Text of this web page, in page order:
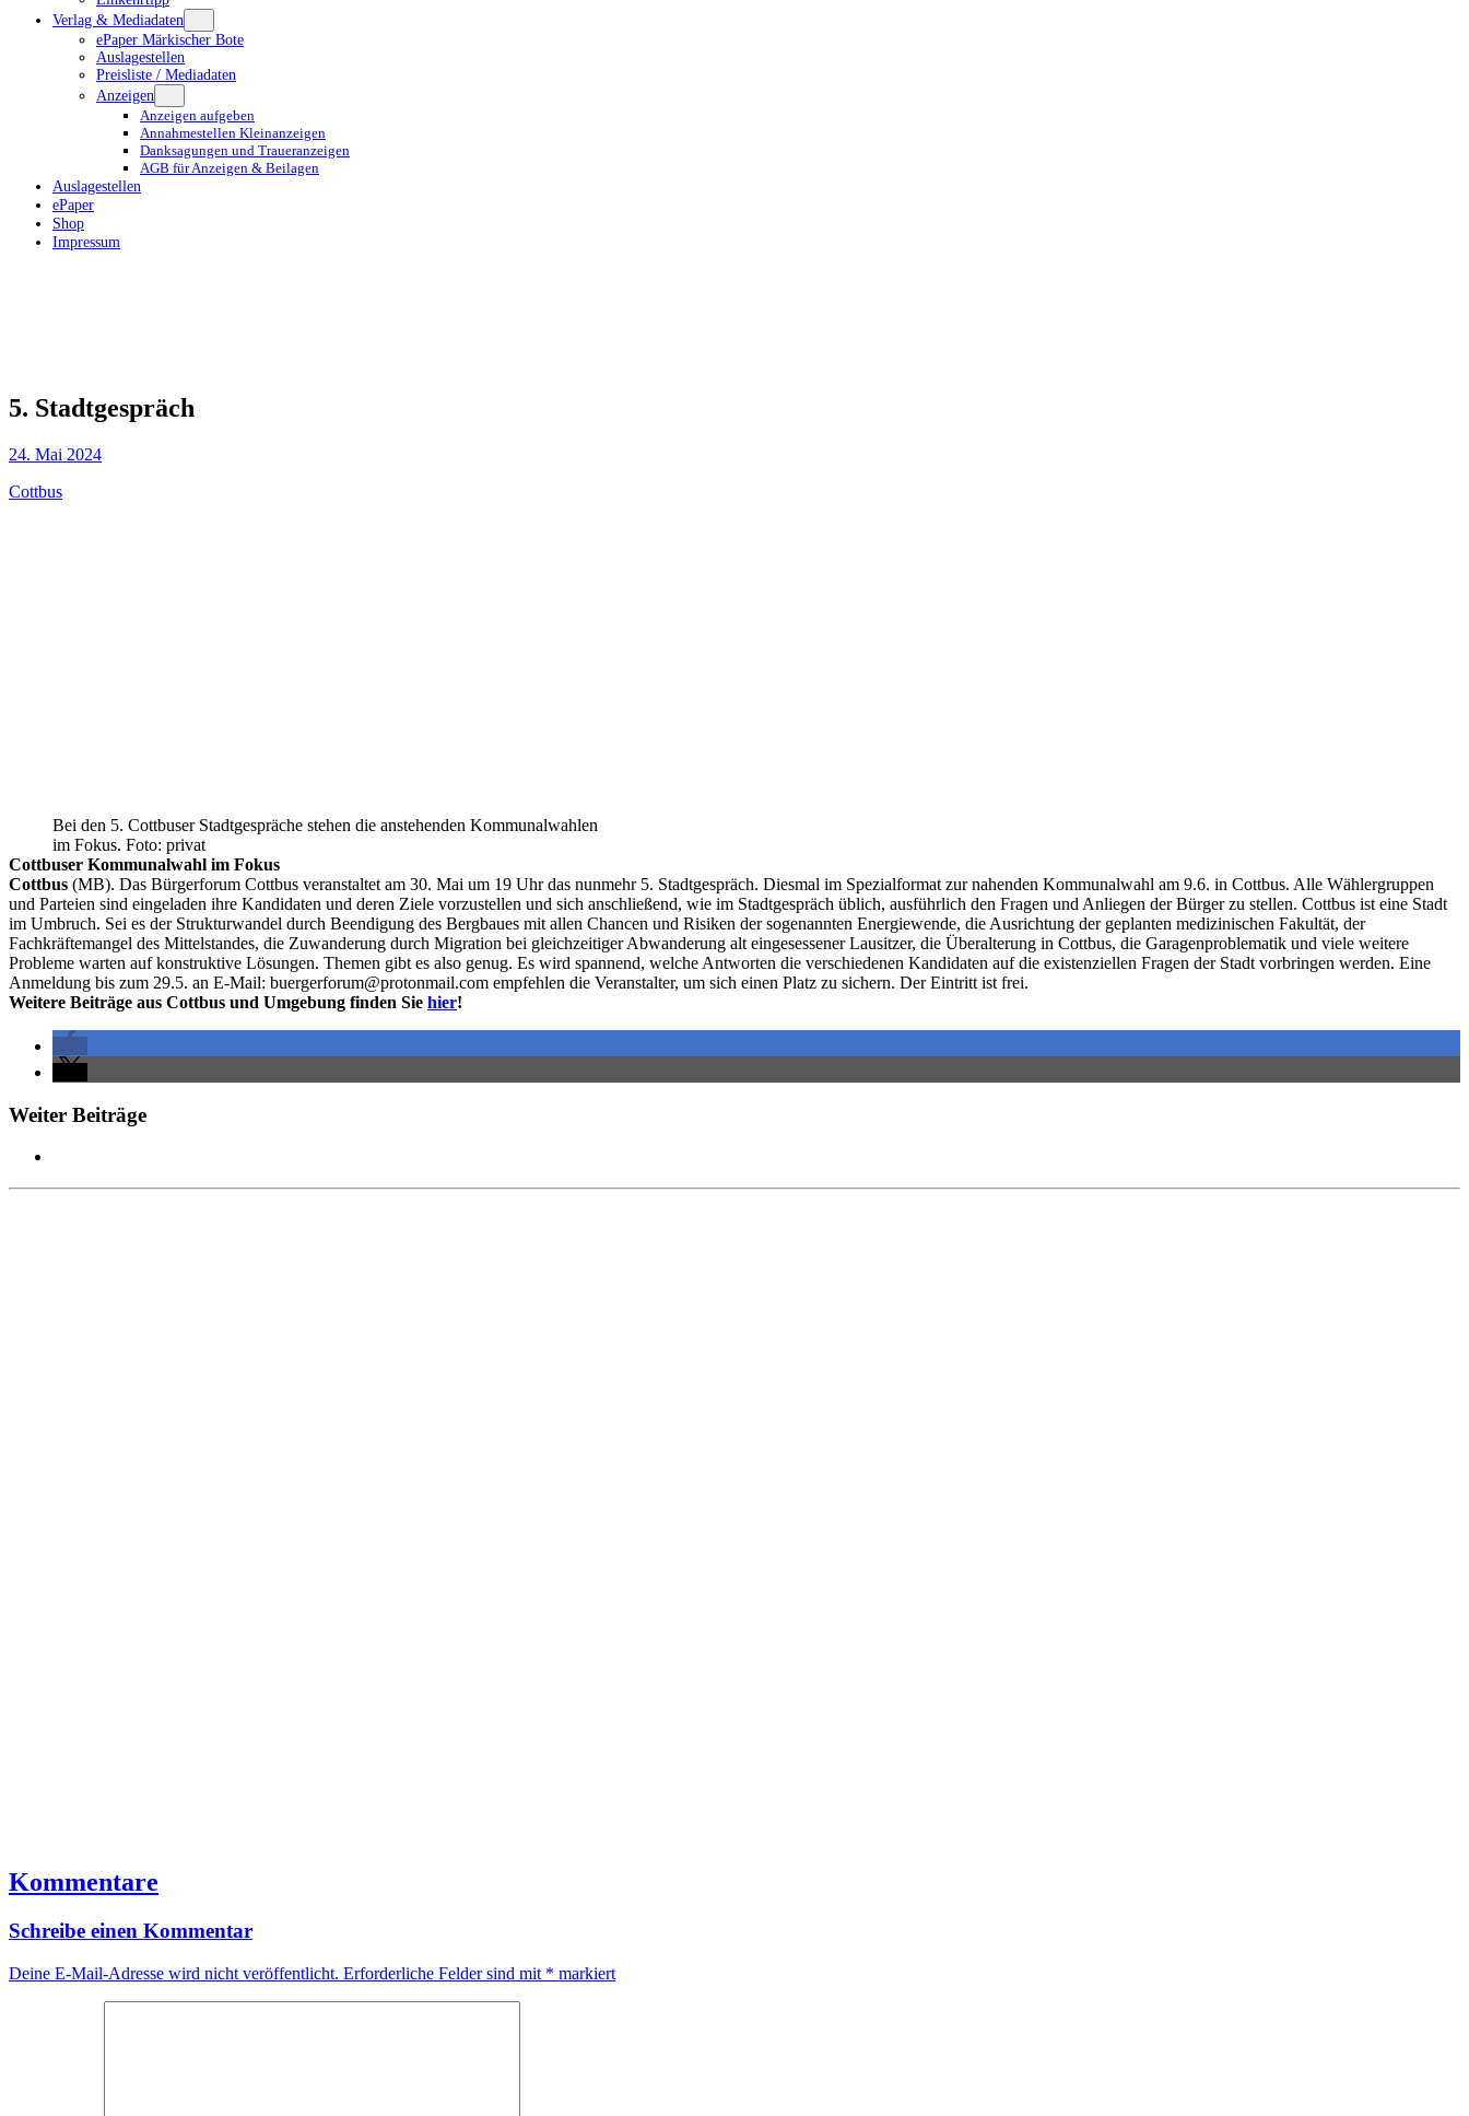
Verlag & Mediadaten
ePaper Märkischer Bote
Auslagestellen
Preisliste / Mediadaten
Anzeigen
Anzeigen aufgeben
Annahmestellen Kleinanzeigen
Danksagungen und Traueranzeigen
AGB für Anzeigen & Beilagen
Auslagestellen
ePaper
Shop
Impressum
5. Stadtgespräch
24. Mai 2024
Cottbus
Bei den 5. Cottbuser Stadtgespräche stehen die anstehenden Kommunalwahlen
im Fokus. Foto: privat
Cottbuser Kommunalwahl im Fokus
Cottbus (MB). Das Bürgerforum Cottbus veranstaltet am 30. Mai um 19 Uhr das nunmehr 5. Stadtgespräch. Diesmal im Spezialformat zur nahenden Kommunalwahl am 9.6. in Cottbus. Alle Wählergruppen
und Parteien sind eingeladen ihre Kandidaten und deren Ziele vorzustellen und sich anschließend, wie im Stadtgespräch üblich, ausführlich den Fragen und Anliegen der Bürger zu stellen. Cottbus ist eine Stadt
im Umbruch. Sei es der Strukturwandel durch Beendigung des Bergbaues mit allen Chancen und Risiken der sogenannten Energiewende, die Ausrichtung der geplanten medizinischen Fakultät, der
Fachkräftemangel des Mittelstandes, die Zuwanderung durch Migration bei gleichzeitiger Abwanderung alt eingesessener Lausitzer, die Überalterung in Cottbus, die Garagenproblematik und viele weitere
Probleme warten auf konstruktive Lösungen. Themen gibt es also genug. Es wird spannend, welche Antworten die verschiedenen Kandidaten auf die existenziellen Fragen der Stadt vorbringen werden. Eine
Anmeldung bis zum 29.5. an E-Mail: buergerforum@protonmail.com empfehlen die Veranstalter, um sich einen Platz zu sichern. Der Eintritt ist frei.
Weitere Beiträge aus Cottbus und Umgebung finden Sie hier!
Weiter Beiträge
Kommentare
Schreibe einen Kommentar
Deine E-Mail-Adresse wird nicht veröffentlicht. Erforderliche Felder sind mit * markiert